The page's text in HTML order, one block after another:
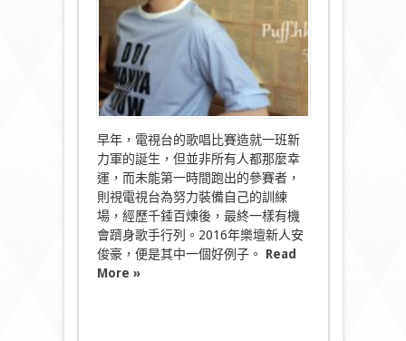
安
俊
早年，電視台的歌唱比賽造就一班新
力軍的誕生，但並非所有人都那麼幸
運，而未能第一時間跑出的參賽者，
則視電視台為努力裝備自己的訓練
場，經歷千錘百煉後，最終一樣有機
會躋身歌手行列。2016年樂壇新人安
俊豪，便是其中一個好例子。 Read
More »